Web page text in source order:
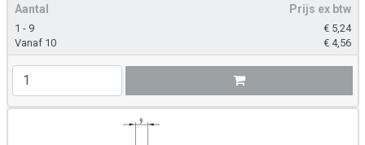
Aantal Prijs ex btw
1 - 9 € 5,24
Vanaf 10
€ 4,56